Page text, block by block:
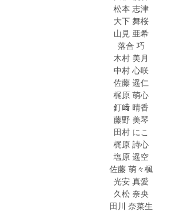
松本 志津
大下 舞桜
山見 亜希
落合 巧
木村 美月
中村 心咲
佐藤 遥仁
梶原 萌心
釘﨑 晴香
藤野 美琴
田村 にこ
梶原 詩心
塩原 遥空
佐藤 萌々楓
光安 真愛
久松 奈央
田川 奈菜生